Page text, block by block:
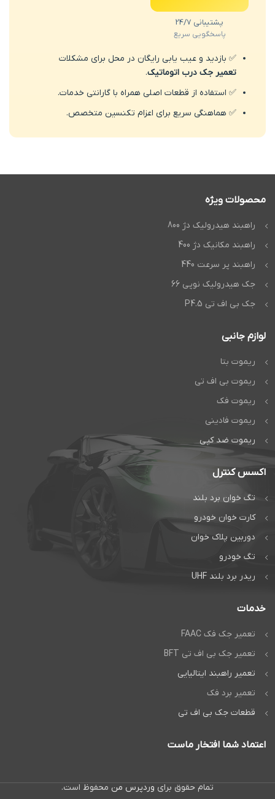
پشتیبانی 24/7
پاسخگویی سریع
✅ بازدید و عیب یابی رایگان در محل برای مشکلات
تعمیر جک درب اتوماتیک.
✅ استفاده از قطعات اصلی همراه با گارانتی خدمات.
✅ هماهنگی سریع برای اعزام تکنسین متخصص.
محصولات ویژه
راهبند هیدرولیک دژ 800
راهبند مکانیک دژ 400
راهبند پر سرعت 440
جک هیدرولیک نوپی 66
جک بی اف تی P4.5
لوازم جانبی
ریموت بتا
ریموت بی اف تی
ریموت فک
ریموت فادینی
ریموت ضد کپی
اکسس کنترل
تگ خوان برد بلند
کارت خوان خودرو
دوربین پلاک خوان
تگ خودرو
ریدر برد بلند UHF
خدمات
تعمیر جک فک FAAC
تعمیر جک بی اف تی BFT
تعمیر راهبند ایتالیایی
تعمیر برد فک
قطعات جک بی اف تی
اعتماد شما افتخار ماست
تمام حقوق برای وردپرس من محفوظ است.